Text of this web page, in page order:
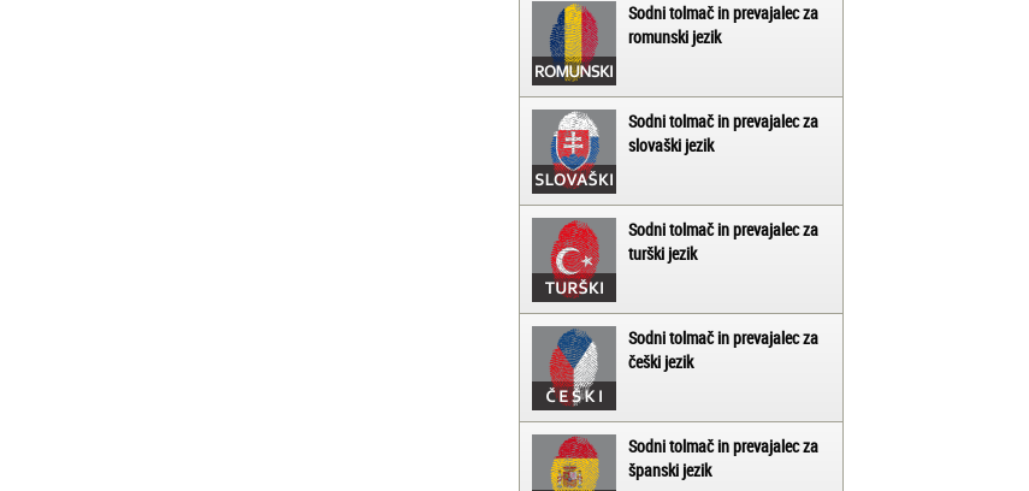
Sodni tolmač in prevajalec za
romunski jezik
Sodni tolmač in prevajalec za
slovaški jezik
Sodni tolmač in prevajalec za
turški jezik
Sodni tolmač in prevajalec za
češki jezik
Sodni tolmač in prevajalec za
španski jezik